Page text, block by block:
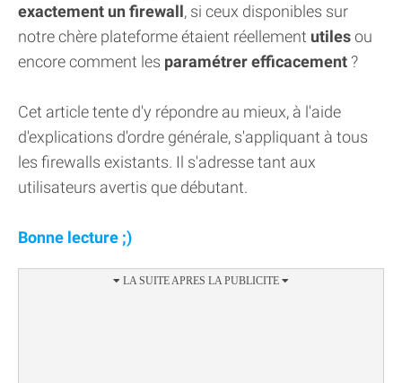
exactement un firewall, si ceux disponibles sur
notre chère plateforme étaient réellement utilesou
encore comment les paramétrer efficacement?
Cet article tente d'y répondre au mieux, à l'aide
d'explications d'ordre générale, s'appliquant à tous
les firewalls existants. Il s'adresse tant aux
utilisateurs avertis que débutant.
Bonne lecture ;)